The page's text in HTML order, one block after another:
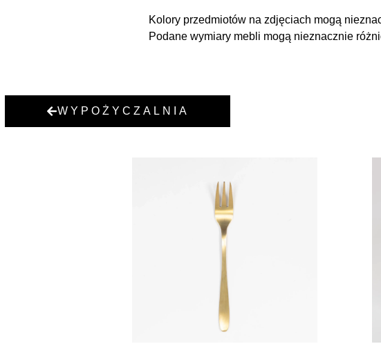
Kolory przedmiotów na zdjęciach mogą
Podane wymiary mebli mogą nieznacznie
WYPOŻYCZALNIA